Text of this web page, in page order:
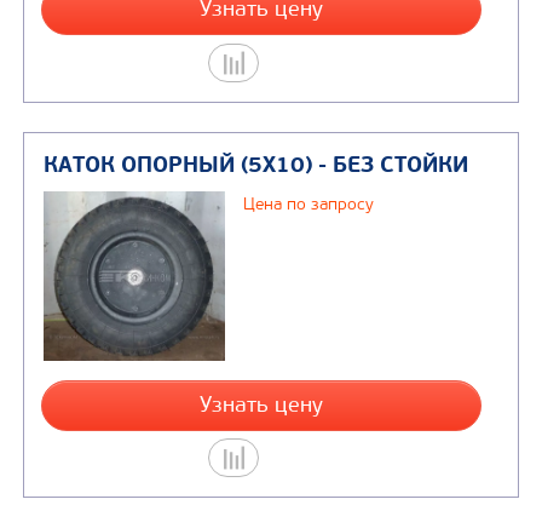
Узнать цену
КАТОК ОПОРНЫЙ В СБОРЕ СО